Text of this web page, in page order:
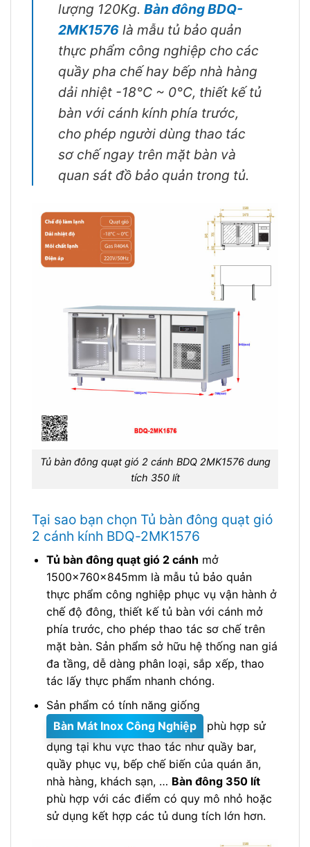
lượng 120Kg. Bàn đông BDQ-
2MK1576 là mẫu tủ bảo quản
thực phẩm công nghiệp cho các
quầy pha chế hay bếp nhà hàng
dải nhiệt -18°C ~ 0°C, thiết kế tủ
bàn với cánh kính phía trước,
cho phép người dùng thao tác
sơ chế ngay trên mặt bàn và
quan sát đồ bảo quản trong tủ.
Tủ bàn đông quạt gió 2 cánh BDQ 2MK1576 dung
tích 350 lít
Tại sao bạn chọn Tủ bàn đông quạt gió
2 cánh kính BDQ-2MK1576
Tủ bàn đông quạt gió 2 cánh mở
1500x760x845mm là mẫu tủ bảo quản
thực phẩm công nghiệp phục vụ vận hành ở
chế độ đông, thiết kế tủ bàn với cánh mở
phía trước, cho phép thao tác sơ chế trên
mặt bàn. Sản phẩm sở hữu hệ thống nan giá
đa tầng, dễ dàng phân loại, sắp xếp, thao
tác lấy thực phẩm nhanh chóng.
Sản phẩm có tính năng giống
Bàn Mát Inox Công Nghiệp
phù hợp sử
dụng tại khu vực thao tác như quầy bar,
quầy phục vụ, bếp chế biến của quán ăn,
nhà hàng, khách sạn, … Bàn đông 350 lít
phù hợp với các điểm có quy mô nhỏ hoặc
sử dụng kết hợp các tủ dung tích lớn hơn.